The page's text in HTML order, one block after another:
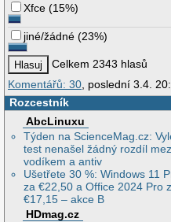
Xfce (15%)
jiné/žádné (23%)
Celkem 2343 hlasů
Komentářů: 30 , poslední 3.4.
Rozcestník
AbcLinuxu
Týden na ScienceMag.cz:
test nenašel žádný rozdíl
vodíkem a antiv
Ušetřete 30 %: Windows 11
za €22,50 a Office 2024 Pro
€17,15 – akce B
HDmag.cz